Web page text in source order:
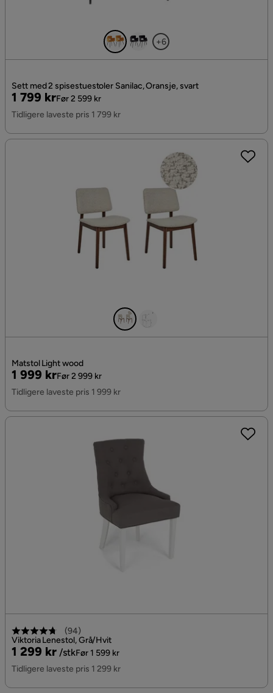
+6
Sett med 2 spisestuestoler Sanilac, Oransje, svart
Pris
1 799 kr
Original
Pris
Før 2 599 kr
Tidligere laveste pris 1 799 kr
Matstol Light wood
Pris
1 999 kr
Original
Pris
Før 2 999 kr
Tidligere laveste pris 1 999 kr
(94)
Viktoria Lenestol, Grå/Hvit
Pris
1 299 kr /stk
Original
Pris
Før 1 599 kr
Tidligere laveste pris 1 299 kr